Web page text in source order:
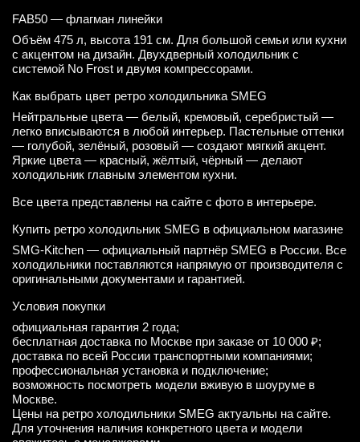
FAB50 — флагман линейки
Объём 475 л, высота 191 см. Для большой семьи или кухни
с акцентом на дизайн. Двухдверный холодильник с
системой No Frost и двумя компрессорами.
Как выбрать цвет ретро холодильника SMEG
Нейтральные цвета — белый, кремовый, серебристый —
легко вписываются в любой интерьер. Пастельные оттенки
— голубой, зелёный, розовый — создают мягкий акцент.
Яркие цвета — красный, жёлтый, чёрный — делают
холодильник главным элементом кухни.
Все цвета представлены на сайте с фото в интерьере.
Купить ретро холодильник SMEG в официальном магазине
SMG-Kitchen — официальный партнёр SMEG в России. Все
холодильники поставляются напрямую от производителя с
оригинальными документами и гарантией.
Условия покупки
официальная гарантия 2 года;
бесплатная доставка по Москве при заказе от 10 000 ₽;
доставка по всей России транспортными компаниями;
профессиональная установка и подключение;
возможность посмотреть модели вживую в шоуруме в
Москве.
Цены на ретро холодильники SMEG актуальны на сайте.
Для уточнения наличия конкретного цвета и модели